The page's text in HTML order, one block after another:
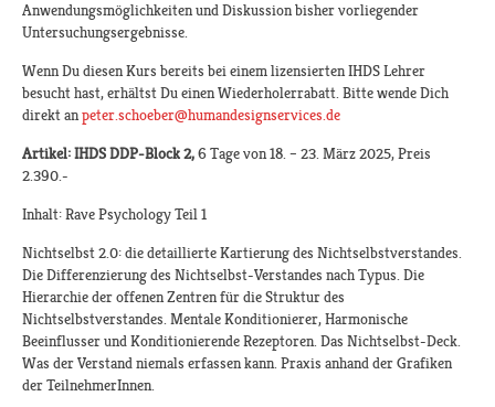
Anwendungsmöglichkeiten und Diskussion bisher vorliegender
Untersuchungsergebnisse.
Wenn Du diesen Kurs bereits bei einem lizensierten IHDS Lehrer
besucht hast, erhältst Du einen Wiederholerrabatt. Bitte wende Dich
direkt anpeter.schoeber@humandesignservices.de
Artikel: IHDS DDP-Block 2,6 Tage von 18. – 23. März 2025, Preis
2.390.-
Inhalt: Rave Psychology Teil 1
Nichtselbst 2.0: die detaillierte Kartierung des Nichtselbstverstandes.
Die Differenzierung des Nichtselbst-Verstandes nach Typus. Die
Hierarchie der offenen Zentren für die Struktur des
Nichtselbstverstandes. Mentale Konditionierer, Harmonische
Beeinflusser und Konditionierende Rezeptoren. Das Nichtselbst-Deck.
Was der Verstand niemals erfassen kann. Praxis anhand der Grafiken
der TeilnehmerInnen.